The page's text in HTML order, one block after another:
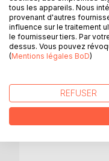
Jean a
qui a
ennemis,
créature
Passions,
romans
l'objet
tous les appareils. Nous
provenant d'autres
influence sur le traitement
le fournisseur tiers. Par
dessus. Vous pouvez
(Mentions légales BoD)
REFUSER